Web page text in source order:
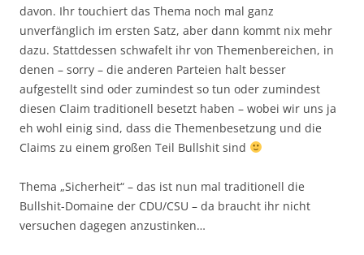
davon. Ihr touchiert das Thema noch mal ganz
unverfänglich im ersten Satz, aber dann kommt nix mehr
dazu. Stattdessen schwafelt ihr von Themenbereichen, in
denen – sorry – die anderen Parteien halt besser
aufgestellt sind oder zumindest so tun oder zumindest
diesen Claim traditionell besetzt haben – wobei wir uns ja
eh wohl einig sind, dass die Themenbesetzung und die
Claims zu einem großen Teil Bullshit sind
Thema „Sicherheit“ – das ist nun mal traditionell die
Bullshit-Domaine der CDU/CSU – da braucht ihr nicht
versuchen dagegen anzustinken…